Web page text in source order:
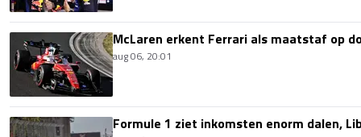
McLaren erkent Ferrari als maatstaf op
aug 06, 20:01
Formule 1 ziet inkomsten enorm dalen,